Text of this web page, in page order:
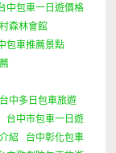
中包車一日遊價格
森林會館
包車推薦景點
台中多日包車旅遊
台中市包車一日遊
紹
台中彰化包車